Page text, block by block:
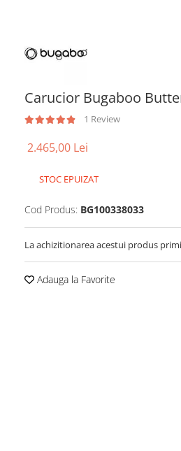
Carucior Bugaboo
1 Review
2.465,00 Lei
STOC EPUIZAT
Cod Produs: BG100338033
La achizitionarea acestui produs
Adauga la Favorite